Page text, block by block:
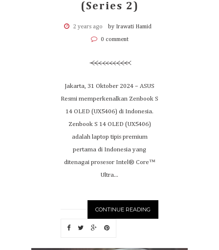
(Series 2)
2 years ago by Irawati Hamid
0 comment
Jakarta, 31 Oktober 2024 – ASUS
Resmi memperkenalkan Zenbook S
14 OLED (UX5406) di Indonesia.
Zenbook S 14 OLED (UX5406)
adalah laptop tipis premium
pertama di Indonesia yang
ditenagai prosesor Intel® Core™
Ultra...
CONTINUE READING